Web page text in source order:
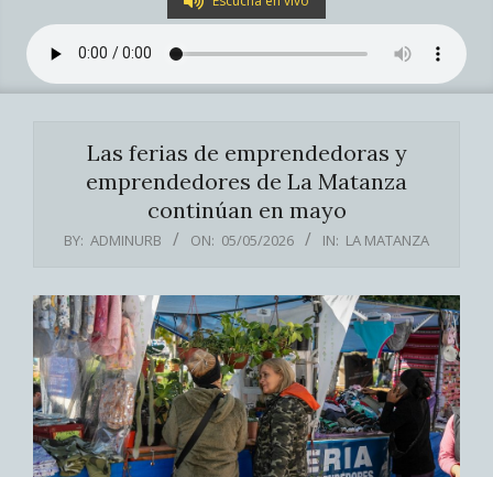
Navigation
Menu
Las ferias de emprendedoras y
emprendedores de La Matanza
continúan en mayo
BY: ADMINURB ON: 05/05/2026 IN: LA MATANZA